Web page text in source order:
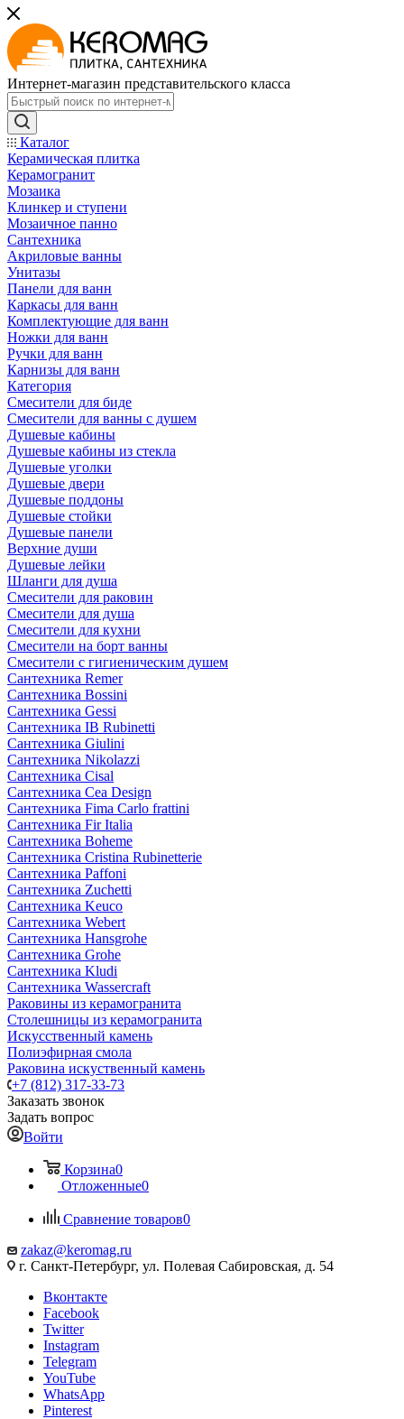
Интернет-магазин представительского класса
Каталог
Керамическая плитка
Керамогранит
Мозаика
Клинкер и ступени
Мозаичное панно
Сантехника
Акриловые ванны
Унитазы
Панели для ванн
Каркасы для ванн
Комплектующие для ванн
Ножки для ванн
Ручки для ванн
Карнизы для ванн
Категория
Смесители для биде
Смесители для ванны с душем
Душевые кабины
Душевые кабины из стекла
Душевые уголки
Душевые двери
Душевые поддоны
Душевые стойки
Душевые панели
Верхние души
Душевые лейки
Шланги для душа
Смесители для раковин
Смесители для душа
Смесители для кухни
Смесители на борт ванны
Смесители с гигиеническим душем
Сантехника Remer
Сантехника Bossini
Сантехника Gessi
Сантехника IB Rubinetti
Сантехника Giulini
Сантехника Nikolazzi
Сантехника Cisal
Сантехника Cea Design
Сантехника Fima Carlo frattini
Сантехника Fir Italia
Сантехника Boheme
Сантехника Cristina Rubinetterie
Сантехника Paffoni
Сантехника Zuchetti
Сантехника Keuco
Сантехника Webert
Сантехника Hansgrohe
Сантехника Grohe
Сантехника Kludi
Сантехника Wassercraft
Раковины из керамогранита
Столешницы из керамогранита
Искусственный камень
Полиэфирная смола
Раковина искуственный камень
+7 (812) 317-33-73
Заказать звонок
Задать вопрос
Войти
Корзина0
Отложенные0
Сравнение товаров0
zakaz@keromag.ru
г. Санкт-Петербург, ул. Полевая Сабировская, д. 54
Вконтакте
Facebook
Twitter
Instagram
Telegram
YouTube
WhatsApp
Pinterest